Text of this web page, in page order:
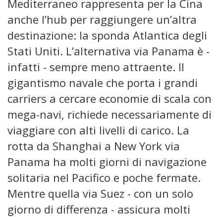
Mediterraneo rappresenta per la Cina
anche l’hub per raggiungere un’altra
destinazione: la sponda Atlantica degli
Stati Uniti. L’alternativa via Panama è -
infatti - sempre meno attraente. Il
gigantismo navale che porta i grandi
carriers a cercare economie di scala con
mega-navi, richiede necessariamente di
viaggiare con alti livelli di carico. La
rotta da Shanghai a New York via
Panama ha molti giorni di navigazione
solitaria nel Pacifico e poche fermate.
Mentre quella via Suez - con un solo
giorno di differenza - assicura molti